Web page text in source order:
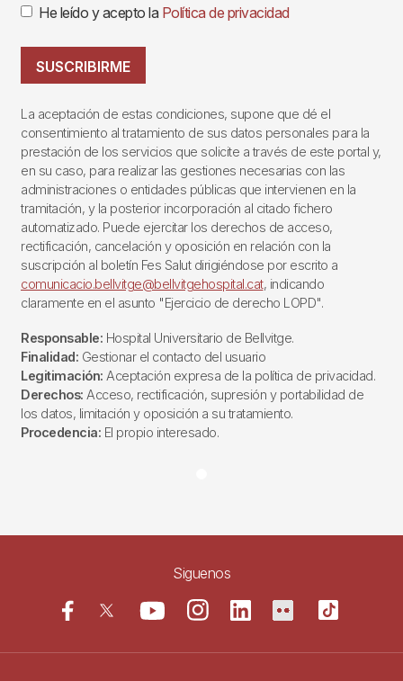
He leído y acepto la Política de privacidad
SUSCRIBIRME
La aceptación de estas condiciones, supone que dé el
consentimiento al tratamiento de sus datos personales para la
prestación de los servicios que solicite a través de este portal y,
en su caso, para realizar las gestiones necesarias con las
administraciones o entidades públicas que intervienen en la
tramitación, y la posterior incorporación al citado fichero
automatizado. Puede ejercitar los derechos de acceso,
rectificación, cancelación y oposición en relación con la
suscripción al boletín Fes Salut dirigiéndose por escrito a
comunicacio.bellvitge@bellvitgehospital.cat, indicando
claramente en el asunto "Ejercicio de derecho LOPD".
Responsable: Hospital Universitario de Bellvitge.
Finalidad: Gestionar el contacto del usuario
Legitimación: Aceptación expresa de la política de privacidad.
Derechos: Acceso, rectificación, supresión y portabilidad de
los datos, limitación y oposición a su tratamiento.
Procedencia: El propio interesado.
Siguenos